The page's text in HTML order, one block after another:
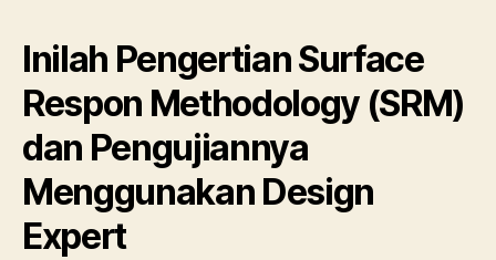
Inilah Pengertian Surface
Respon Methodology (SRM)
dan Pengujiannya
Menggunakan Design
Expert